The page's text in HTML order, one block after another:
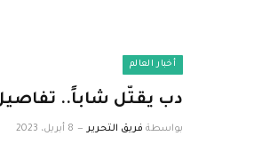
أخبار العالم
دب يقتّل شاباً.. تفاصيل
بواسطة فريق التحرير 8 أبريل، 2023